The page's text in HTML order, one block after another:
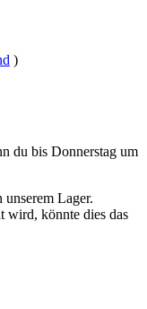
)
du bis Donnerstag um
Lager.
wird, könnte dies das